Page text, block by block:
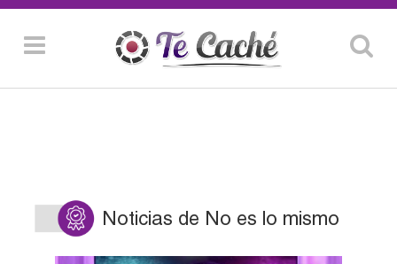
Noticias de No es lo mismo